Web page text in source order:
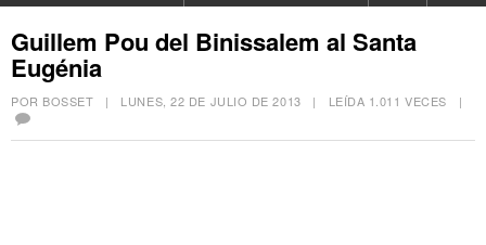
Guillem Pou del Binissalem al Santa
Eugénia
POR BOSSET | LUNES, 22 DE JULIO DE 2013 | LEÍDA 1.011 VECES |